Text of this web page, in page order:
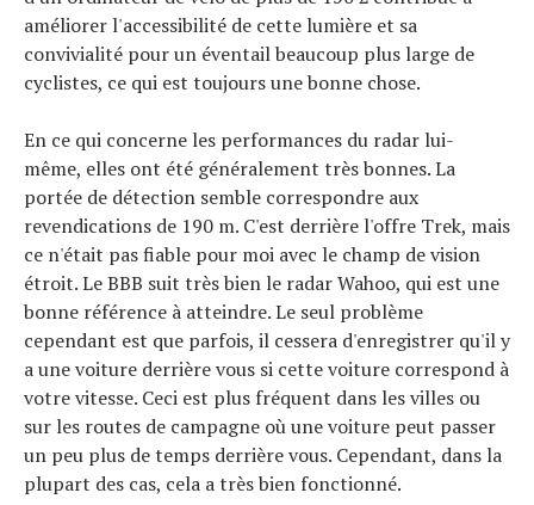
améliorer l'accessibilité de cette lumière et sa
convivialité pour un éventail beaucoup plus large de
cyclistes, ce qui est toujours une bonne chose.
En ce qui concerne les performances du radar lui-
même, elles ont été généralement très bonnes. La
portée de détection semble correspondre aux
revendications de 190 m. C'est derrière l'offre Trek, mais
ce n'était pas fiable pour moi avec le champ de vision
étroit. Le BBB suit très bien le radar Wahoo, qui est une
bonne référence à atteindre. Le seul problème
cependant est que parfois, il cessera d'enregistrer qu'il y
a une voiture derrière vous si cette voiture correspond à
votre vitesse. Ceci est plus fréquent dans les villes ou
sur les routes de campagne où une voiture peut passer
un peu plus de temps derrière vous. Cependant, dans la
plupart des cas, cela a très bien fonctionné.